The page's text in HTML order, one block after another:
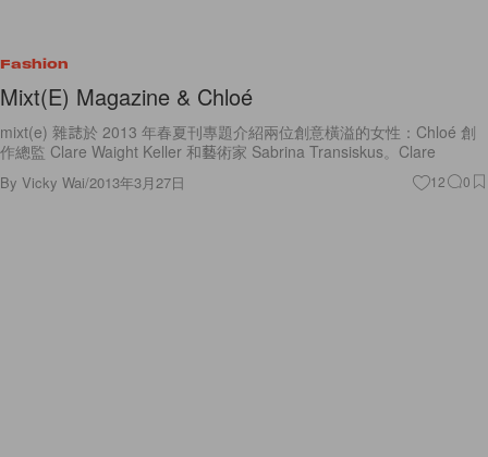
Fashion
Mixt(E) Magazine & Chloé
mixt(e) 雜誌於 2013 年春夏刊專題介紹兩位創意橫溢的女性：Chloé 創
作總監 Clare Waight Keller 和藝術家 Sabrina Transiskus。Clare
By Vicky Wai/2013年3月27日 12 0